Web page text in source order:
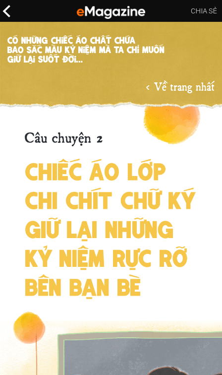
CHIA SẺ
Có những chiếc áo chất chứa
bao sắc màu kỷ niệm mà ta chỉ muốn
giữ lại suốt đời…
< Về trang nhất